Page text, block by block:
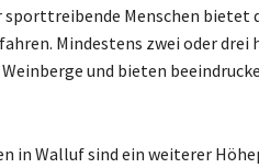
Menschen bietet
Mindestens zwei oder drei
und bieten
in Walluf sind ein weiterer